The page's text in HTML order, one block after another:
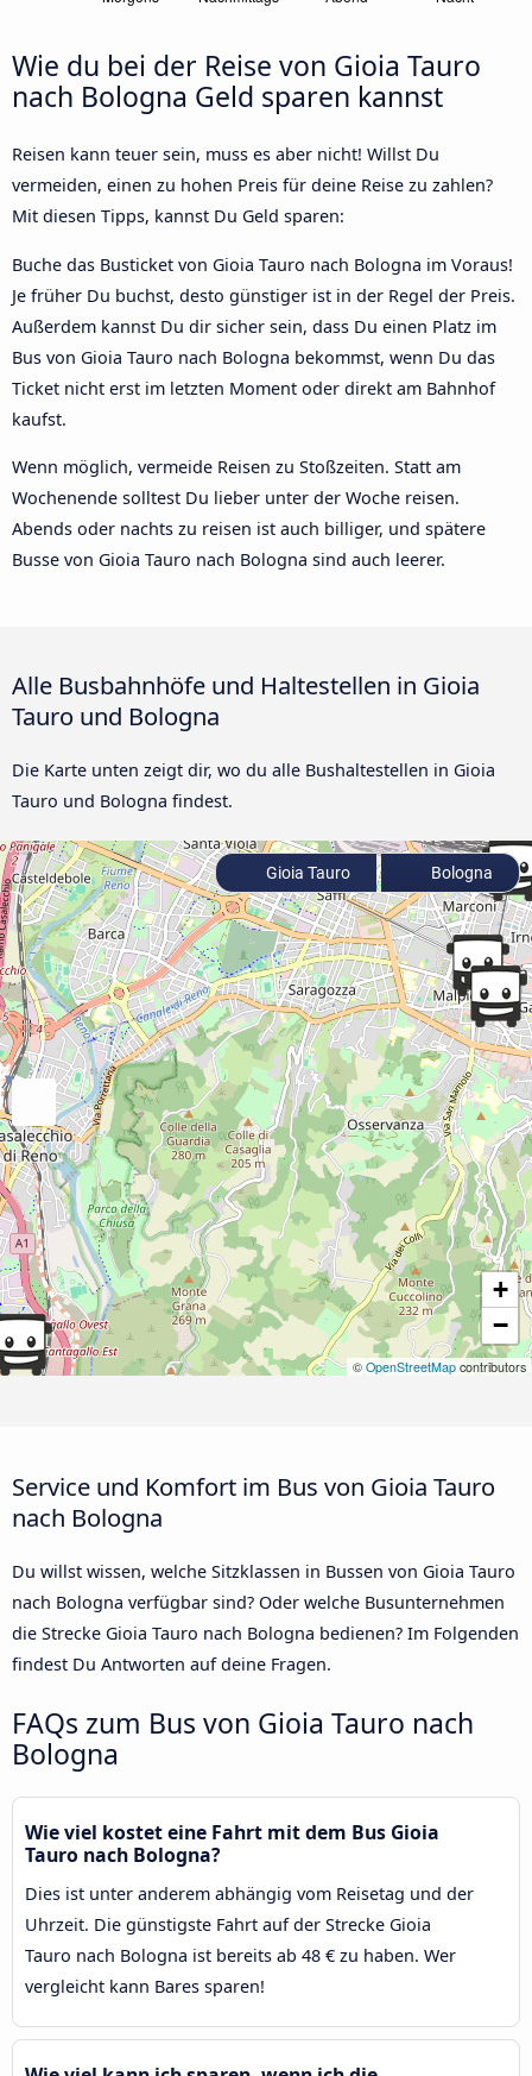
Wie du bei der Reise von Gioia Tauro
nach Bologna Geld sparen kannst
Reisen kann teuer sein, muss es aber nicht! Willst Du
vermeiden, einen zu hohen Preis für deine Reise zu zahlen?
Mit diesen Tipps, kannst Du Geld sparen:
Buche das Busticket von Gioia Tauro nach Bologna im Voraus!
Je früher Du buchst, desto günstiger ist in der Regel der Preis.
Außerdem kannst Du dir sicher sein, dass Du einen Platz im
Bus von Gioia Tauro nach Bologna bekommst, wenn Du das
Ticket nicht erst im letzten Moment oder direkt am Bahnhof
kaufst.
Wenn möglich, vermeide Reisen zu Stoßzeiten. Statt am
Wochenende solltest Du lieber unter der Woche reisen.
Abends oder nachts zu reisen ist auch billiger, und spätere
Busse von Gioia Tauro nach Bologna sind auch leerer.
Alle Busbahnhöfe und Haltestellen in Gioia
Tauro und Bologna
Die Karte unten zeigt dir, wo du alle Bushaltestellen in Gioia
Tauro und Bologna findest.
+
−
© OpenStreetMap contributors
Gioia Tauro Bologna
Service und Komfort im Bus von Gioia Tauro
nach Bologna
Du willst wissen, welche Sitzklassen in Bussen von Gioia Tauro
nach Bologna verfügbar sind? Oder welche Busunternehmen
die Strecke Gioia Tauro nach Bologna bedienen? Im Folgenden
findest Du Antworten auf deine Fragen.
FAQs zum Bus von Gioia Tauro nach
Bologna
Wie viel kostet eine Fahrt mit dem Bus Gioia
Tauro nach Bologna?
Dies ist unter anderem abhängig vom Reisetag und der
Uhrzeit. Die günstigste Fahrt auf der Strecke Gioia
Tauro nach Bologna ist bereits ab 48 € zu haben. Wer
vergleicht kann Bares sparen!